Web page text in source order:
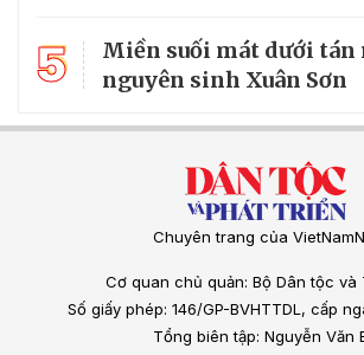
5
Miền suối mát dưới tán
nguyên sinh Xuân Sơn
Chuyên trang của
Cơ quan chủ quản: Bộ Dân tộc và
Số giấy phép: 146/GP-BVHTTDL, cấp
Tổng biên tập: Nguyễn Văn